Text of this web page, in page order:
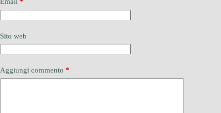
Email *
Sito web
Aggiungi commento *